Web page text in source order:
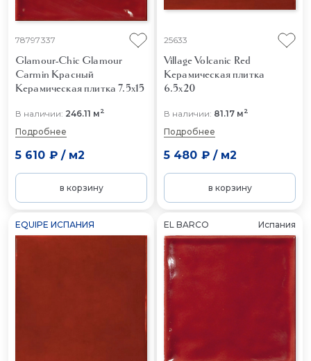
78797337
Glamour-Chic Glamour
Carmin Красный
Керамическая плитка 7.5x15
В наличии: 246.11 м2
Подробнее
5 610 ₽/ м2
в корзину
25633
Village Volcanic Red
Керамическая плитка
6.5x20
В наличии: 81.17 м2
Подробнее
5 480 ₽/ м2
в корзину
EQUIPE ИСПАНИЯ EL BARCO Испания